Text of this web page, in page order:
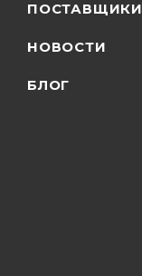
ПОСТАВЩИКИ
НОВОСТИ
БЛОГ